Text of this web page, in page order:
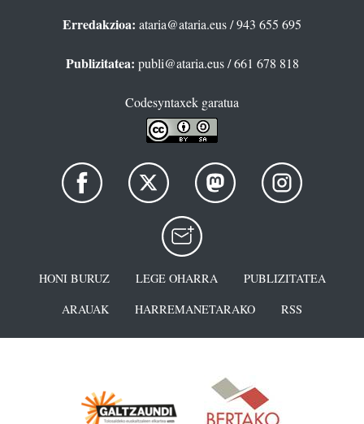
Erredakzioa: ataria@ataria.eus/ 943 655 695
Publizitatea: publi@ataria.eus/ 661 678 818
Codesyntaxek garatua
HONI BURUZ LEGE OHARRA
PUBLIZITATEA
ARAUAK
HARREMANETARAKO RSS